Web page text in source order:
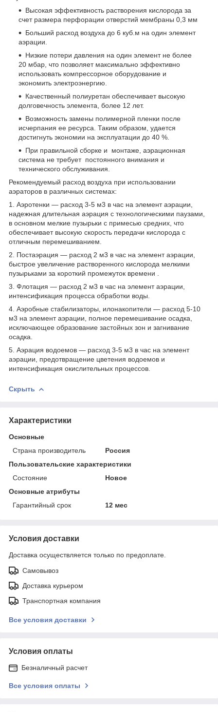
Высокая эффективность растворения кислорода за
счет размера перфорации отверстий мембраны 0,3 мм
Больший расход воздуха до 6 куб.м на один элемент
аэрации.
Низкие потери давления на один элемент не более
20 мбар, что позволяет максимально эффективно
использовать компрессорное оборудование и
экономить электроэнергию.
Качественный полиуретан обеспечивает высокую
долговечность элемента, более 12 лет.
Возможность замены полимерной пленки после
исчерпания ее ресурса. Таким образом, удается
достигнуть экономии на эксплуатации до 40 %.
При правильной сборке и монтаже, аэрационная
система не требует постоянного внимания и
технического обслуживания.
Рекомендуемый расход воздуха при использовании
аэраторов в различных системах:
1. Аэротенки — расход 3-5 м3 в час на элемент аэрации,
надежная длительная аэрация с технологическими паузами,
в основном мелкие пузырьки с примесью средних, что
обеспечивает высокую скорость передачи кислорода с
отличным перемешиванием.
2. Постаэрация — расход 2 м3 в час на элемент аэрации,
быстрое увеличение растворенного кислорода мелкими
пузырьками за короткий промежуток времени .
3. Флотация — расход 2 м3 в час на элемент аэрации,
интенсификация процесса обработки воды.
4. Аэробные стабилизаторы, илонакопители — расход 5-10
м3 на элемент аэрации, полное перемешивание осадка,
исключающее образование застойных зон и загнивание
осадка.
5. Аэрация водоемов — расход 3-5 м3 в час на элемент
аэрации, предотвращение цветения водоемов и
интенсификация окислительных процессов.
Скрыть
Характеристики
Основные
Страна производитель
Россия
Пользовательские характеристики
Состояние
Новое
Основные атрибуты
Гарантийный срок
12 мес
Условия доставки
Доставка осуществляется только по предоплате.
Самовывоз
Доставка курьером
Транспортная компания
Все условия доставки
Условия оплаты
Безналичный расчет
Все условия оплаты